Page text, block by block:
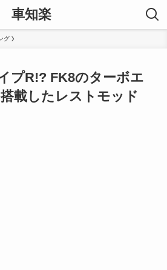
車知楽
グ
プR!? FK8のターボエ
載したレストモッド